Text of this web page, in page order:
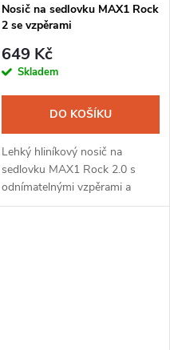
Nosič na sedlovku MAX1 Rock
2 se vzpěrami
649 Kč
Skladem
DO KOŠÍKU
Lehký hliníkový nosič na
sedlovku MAX1 Rock 2.0 s
odnímatelnými vzpěrami a
bočnicemi. Vzpěry se kotví